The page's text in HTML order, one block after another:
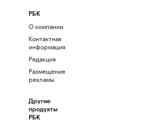
РБК
О компании
Контактная
информация
Редакция
Размещение
рекламы
Другие
продукты
РБК